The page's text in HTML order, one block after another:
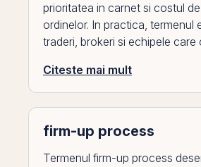
prioritatea in carnet si costul
ordinelor. In practica, termenul
traderi, brokeri si echipele care
Citeste mai mult
firm-up process
Termenul firm-up process